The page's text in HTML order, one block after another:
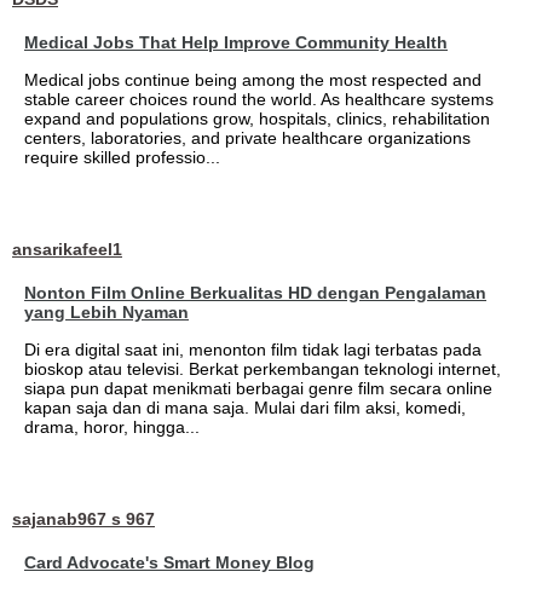
Medical Jobs That Help Improve Community Health
Medical jobs continue being among the most respected and
stable career choices round the world. As healthcare systems
expand and populations grow, hospitals, clinics, rehabilitation
centers, laboratories, and private healthcare organizations
require skilled professio...
ansarikafeel1
Nonton Film Online Berkualitas HD dengan Pengalaman
yang Lebih Nyaman
Di era digital saat ini, menonton film tidak lagi terbatas pada
bioskop atau televisi. Berkat perkembangan teknologi internet,
siapa pun dapat menikmati berbagai genre film secara online
kapan saja dan di mana saja. Mulai dari film aksi, komedi,
drama, horor, hingga...
sajanab967 s 967
Card Advocate's Smart Money Blog